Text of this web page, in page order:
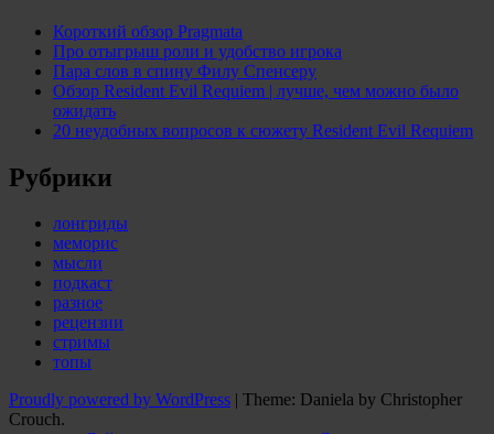
Короткий обзор Pragmata
Про отыгрыш роли и удобство игрока
Пара слов в спину Филу Спенсеру
Обзор Resident Evil Requiem | лучше, чем можно было
ожидать
20 неудобных вопросов к сюжету Resident Evil Requiem
Рубрики
лонгриды
меморис
мысли
подкаст
разное
рецензии
стримы
топы
Proudly powered by WordPress | Theme: Daniela by Christopher
Crouch.